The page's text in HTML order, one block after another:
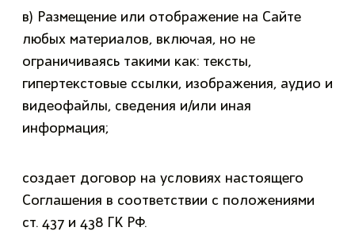
в) Размещение или отображение на Сайте
любых материалов, включая, но не
ограничиваясь такими как: тексты,
гипертекстовые ссылки, изображения, аудио и
видеофайлы, сведения и/или иная
информация;
создает договор на условиях настоящего
Соглашения в соответствии с положениями
ст. 437 и 438 ГК РФ.